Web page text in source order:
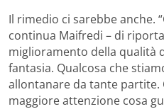
Il rimedio ci sarebbe anche.
continua Maifredi – di
miglioramento della qualità
fantasia. Qualcosa che
allontanare da tante partite.
maggiore attenzione cosa